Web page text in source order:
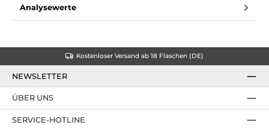
Analysewerte
Kostenloser Versand ab 18 Flaschen (DE)
NEWSLETTER
SERVICE-HOTLINE
ÜBER UNS